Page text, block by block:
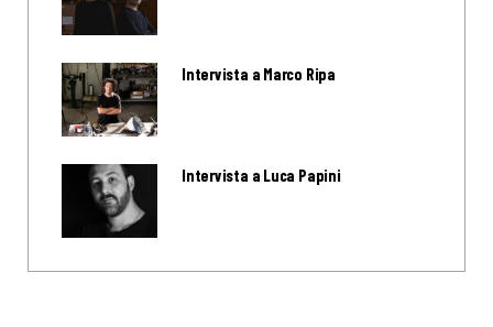
Intervista a Marco Ripa
Intervista a Luca Papini